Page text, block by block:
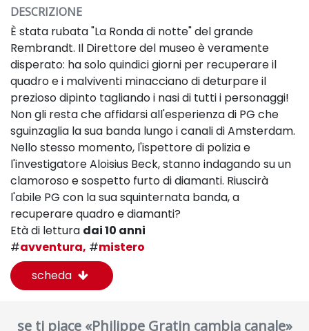
DESCRIZIONE
È stata rubata "La Ronda di notte" del grande
Rembrandt. Il Direttore del museo è veramente
disperato: ha solo quindici giorni per recuperare il
quadro e i malviventi minacciano di deturpare il
prezioso dipinto tagliando i nasi di tutti i personaggi!
Non gli resta che affidarsi all'esperienza di PG che
sguinzaglia la sua banda lungo i canali di Amsterdam.
Nello stesso momento, l'ispettore di polizia e
l'investigatore Aloisius Beck, stanno indagando su un
clamoroso e sospetto furto di diamanti. Riuscirà
l'abile PG con la sua squinternata banda, a
recuperare quadro e diamanti?
Età di lettura dai 10 anni
#avventura, #mistero
scheda
se ti piace «Philippe Gratin cambia canale»